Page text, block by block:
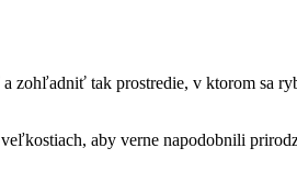
tak prostredie, v ktorom sa
aby verne napodobnili